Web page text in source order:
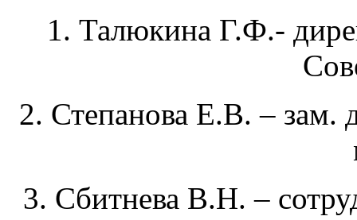
1. Талюкина Г.Ф.-
2. Степанова Е.В. – зам.
3. Сбитнева В.Н. –